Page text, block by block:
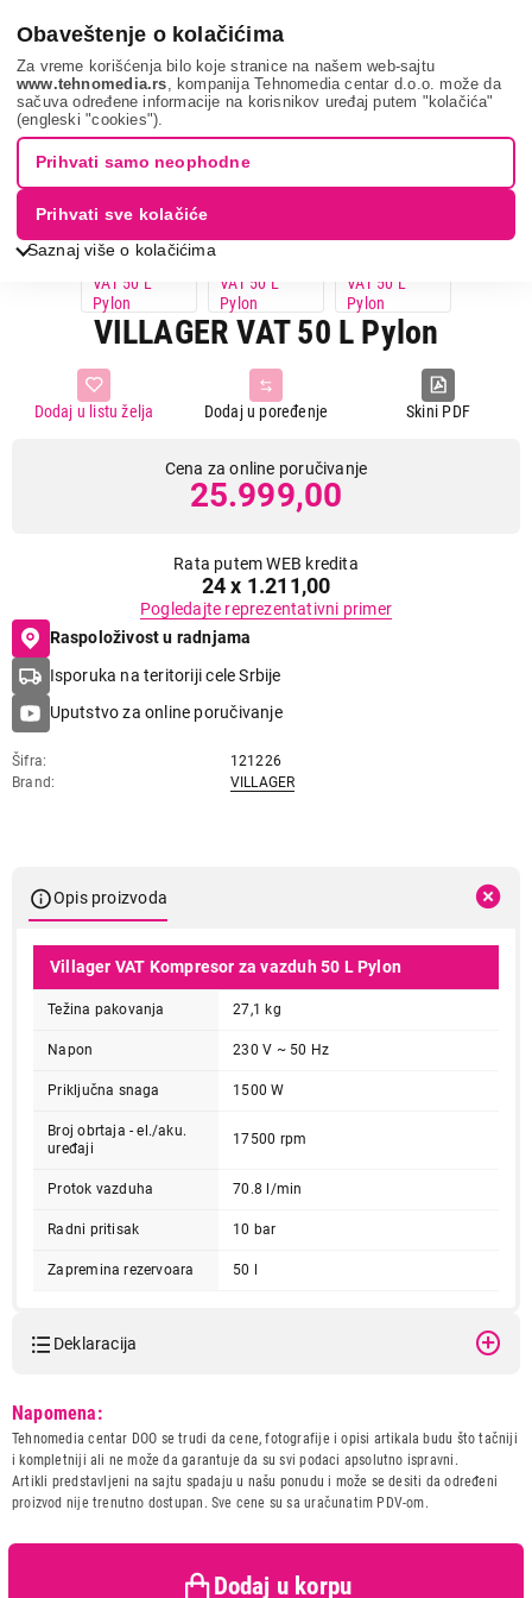
Obaveštenje o kolačićima
Za vreme korišćenja bilo koje stranice na našem web-sajtu
www.tehnomedia.rs , kompanija Tehnomedia centar d.o.o. može da
sačuva određene informacije na korisnikov uređaj putem "kolačića"
(engleski "cookies").
Saznaj više o kolačićima
Prihvati samo neophodne
Prihvati sve kolačiće
Villager vat 50...
VILLAGER VAT 50 L Pylon
Skini PDF
Dodaj u poređenje
Dodaj u listu želja
Cena za online poručivanje
25.999,00
Rata putem WEB kredita
24 x 1.211,00
Pogledajte reprezentativni primer
Raspoloživost u radnjama
Isporuka na teritoriji cele Srbije
Uputstvo za online poručivanje
Šifra
121226
Brand
VILLAGER
Opis proizvoda
Villager VAT Kompresor za vazduh 50 L Pylon
Težina pakovanja 27,1 kg
Napon 230 V ~ 50 Hz
Priključna snaga 1500 W
Broj obrtaja - el./aku.
uređaji
17500 rpm
Protok vazduha 70.8 l/min
Radni pritisak 10 bar
Zapremina rezervoara 50 l
Deklaracija
Naziv i vrsta robe:
ELEKTRICNI ALAT
Uvoznik:
Agromarket doo
Zemlja porekla:
Kina
kupaca po osnovu zakona o
Napomena:
Tehnomedia centar DOO se trudi da cene, fotografije i opisi artikala budu što tačniji
i kompletniji ali ne može da garantuje da su svi podaci apsolutno ispravni.
Artikli predstavljeni na sajtu spadaju u našu ponudu i može se desiti da određeni
proizvod nije trenutno dostupan. Sve cene su sa uračunatim PDV-om.
Dodaj u korpu